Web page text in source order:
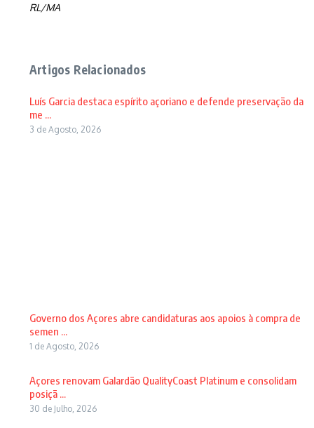
RL/MA
Artigos Relacionados
Luís Garcia destaca espírito açoriano e defende preservação da
me ...
3 de Agosto, 2026
Governo dos Açores abre candidaturas aos apoios à compra de
semen ...
1 de Agosto, 2026
Açores renovam Galardão QualityCoast Platinum e consolidam
posiçã ...
30 de Julho, 2026